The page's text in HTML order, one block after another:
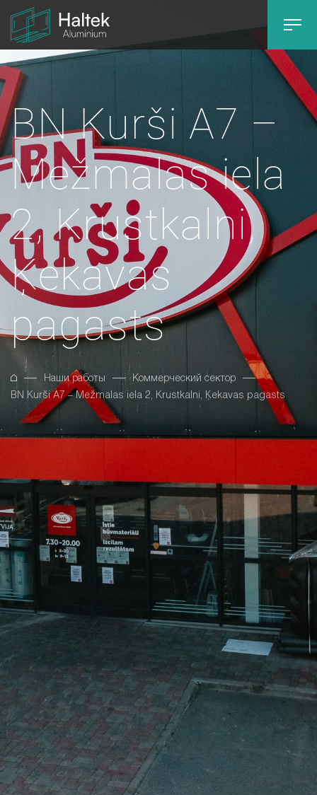
BN Kurši A7 –
Mežmalas iela
2, Krustkalni,
Ķekavas
pagasts
Наши работы
Коммерческий сектор
BN Kurši A7 – Mežmalas iela 2, Krustkalni, Ķekavas pagasts